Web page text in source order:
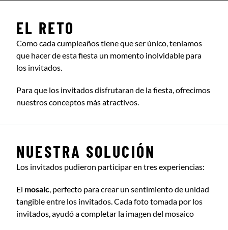
EL RETO
Como cada cumpleaños tiene que ser único, teníamos
que hacer de esta fiesta un momento inolvidable para
los invitados.
Para que los invitados disfrutaran de la fiesta, ofrecimos
nuestros conceptos más atractivos.
NUESTRA SOLUCIÓN
Los invitados pudieron participar en tres experiencias:
El mosaic, perfecto para crear un sentimiento de unidad
tangible entre los invitados. Cada foto tomada por los
invitados, ayudó a completar la imagen del mosaico